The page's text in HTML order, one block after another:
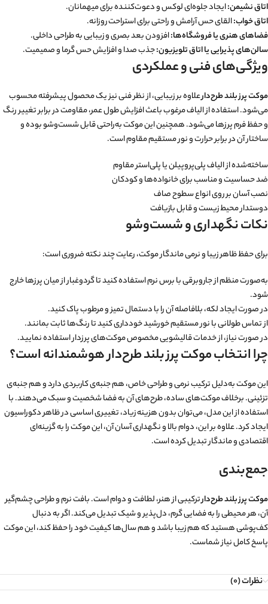
اتاق نشیمن:ایجاد جلوه‌ای لوکس و دعوت‌کننده برای میهمانان.
اتاق خواب:القای حس آرامش و راحتی برای استراحت روزانه.
فضاهای هنری یا فروشگاه‌ها:افزودن بعد بصری و زیبایی به طراحی داخلی.
سالن‌های پذیرایی یا اتاق تلویزیون:جذب صدا و افزایش حس گرما و صمیمیت.
ویژگی‌های فنی و عملکردی
موکت پرز بلند طرح‌دارعلاوه بر زیبایی، از نظر فنی نیز یک محصول پیشرفته محسوب
می‌شود. استفاده از الیاف مرغوب باعث افزایش طول عمر، مقاومت در برابر تغییر رنگ
و حفظ فرم پرزها می‌شود. همچنین این موکت به‌راحتی قابل شست‌وشو بوده و
ساختار آن در برابر حرارت و نور مستقیم مقاوم است.
ساخته‌شده از الیاف پلی‌پروپیلن یا پلی‌استر مقاوم
ضد حساسیت و مناسب برای خانواده‌ها و کودکان
نصب آسان بر روی انواع سطوح صاف
دوستدار محیط زیست و قابل بازیافت
نکات نگهداری و شست‌وشو
برای حفظ ظاهر زیبا و نرمی ماندگار موکت، رعایت چند نکته ضروری است:
به‌صورت منظم از جاروبرقی با برس نرم استفاده کنید تا گردوغبار از میان پرزها خارج
شود.
در صورت ایجاد لکه، بلافاصله آن را با دستمال تمیز و مرطوب پاک کنید.
از تماس طولانی با نور مستقیم خورشید خودداری کنید تا رنگ‌ها ثابت بمانند.
در صورت نیاز، از خدمات قالیشویی مخصوص موکت‌های پرزدار استفاده نمایید.
چرا انتخاب موکت پرز بلند طرح‌دار هوشمندانه است؟
این موکت به‌دلیل ترکیب نرمی و طراحی خاص، هم جنبه‌ی کاربردی دارد و هم جنبه‌ی
تزئینی. برخلاف موکت‌های ساده، طرح‌های آن به فضا شخصیت و سبک می‌دهند. با
استفاده از این مدل، می‌توان بدون هزینه زیاد، تغییری اساسی در ظاهر دکوراسیون
ایجاد کرد. علاوه بر این، دوام بالا و نگهداری آسان آن، این موکت را به گزینه‌ای
اقتصادی و ماندگار تبدیل کرده است.
جمع‌بندی
موکت پرز بلند طرح‌دارترکیبی از هنر، لطافت و دوام است. بافت نرم و طراحی چشم‌گیر
آن، هر محیطی را به فضایی گرم، دل‌پذیر و شیک تبدیل می‌کند. اگر به دنبال
کف‌پوشی هستید که هم زیبا باشد و هم سال‌ها کیفیت خود را حفظ کند، این موکت
پاسخ کامل نیاز شماست.
نظرات (0)